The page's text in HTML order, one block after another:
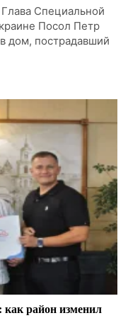
Специальной
Посол Петр
дом, пострадавший
район изменил